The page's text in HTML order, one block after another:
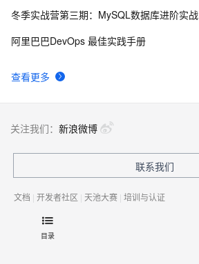
目录
查看更多
冬季实战营第三期：MySQL数据库进阶实战
阿里巴巴DevOps 最佳实践手册
关注我们： 新浪微博
联系我们
文档 | 开发者社区 | 天池大赛 | 培训与认证